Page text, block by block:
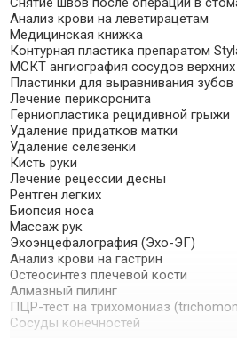
Анализ крови на леветирацетам
Медицинская книжка
Контурная пластика препаратом
МСКТ ангиография сосудов верхних
Пластинки для выравнивания зубов
Лечение перикоронита
Герниопластика рецидивной грыжи
Удаление придатков матки
Удаление селезенки
Кисть руки
Лечение рецессии десны
Рентген легких
Биопсия носа
Массаж рук
Эхоэнцефалография (Эхо-ЭГ)
Анализ крови на гастрин
Остеосинтез плечевой кости
Алмазный пилинг
ПЦР-тест на трихомониаз
Сосуды конечностей